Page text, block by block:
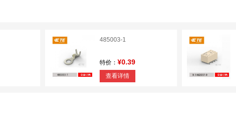
485003-1
特价： ¥0.39
查看详情